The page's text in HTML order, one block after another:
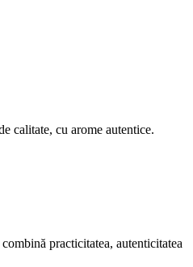
calitate, cu arome autentice.
practicitatea, autenticitatea